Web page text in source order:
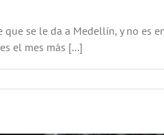
se le da a Medellín, y no
el mes más [...]